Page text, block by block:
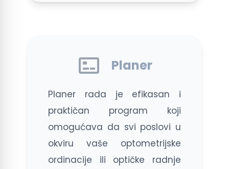
Planer
Planer rada je efikasan i
praktičan program koji
omogućava da svi poslovi u
okviru vaše optometrijske
ordinacije ili optičke radnje